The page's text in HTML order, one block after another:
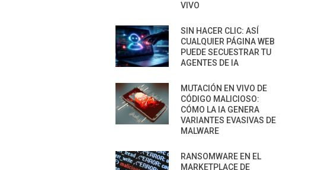
VIVO
SIN HACER CLIC: ASÍ
CUALQUIER PÁGINA WEB
PUEDE SECUESTRAR TU
AGENTES DE IA
MUTACIÓN EN VIVO DE
CÓDIGO MALICIOSO:
CÓMO LA IA GENERA
VARIANTES EVASIVAS DE
MALWARE
RANSOMWARE EN EL
MARKETPLACE DE